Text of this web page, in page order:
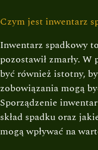
Czym jest inwentarz
Inwentarz spadkowy
pozostawił zmarły.
być również istotny,
zobowiązania mogą
Sporządzenie
skład spadku oraz
mogą wpływać na